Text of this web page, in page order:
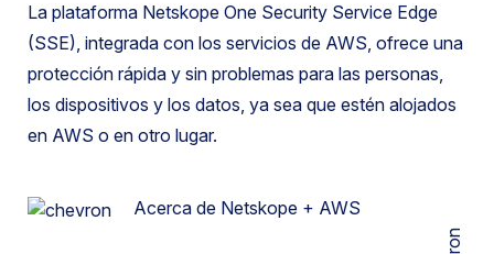
La plataforma Netskope One Security Service Edge
(SSE), integrada con los servicios de AWS, ofrece una
protección rápida y sin problemas para las personas,
los dispositivos y los datos, ya sea que estén alojados
en AWS o en otro lugar.
Acerca de Netskope + AWS